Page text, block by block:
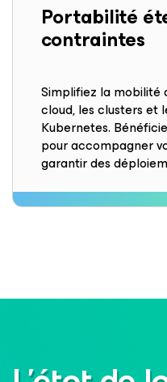
Portabilité
contraintes
Simplifiez la mobilité
cloud, les clusters et
Kubernetes.
pour accompagner
garantir des